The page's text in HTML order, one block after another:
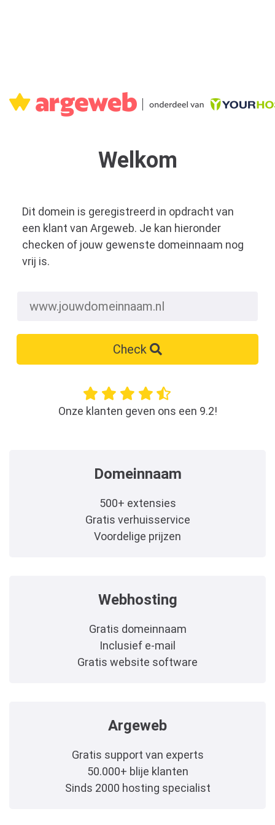
Welkom
Dit domein is geregistreerd in opdracht van
een klant van Argeweb. Je kan hieronder
checken of jouw gewenste domeinnaam nog
vrij is.
Check
Onze klanten geven ons een 9.2!
Domeinnaam
500+ extensies
Gratis verhuisservice
Voordelige prijzen
Webhosting
Gratis domeinnaam
Inclusief e-mail
Gratis website software
Argeweb
Gratis support van experts
50.000+ blije klanten
Sinds 2000 hosting specialist